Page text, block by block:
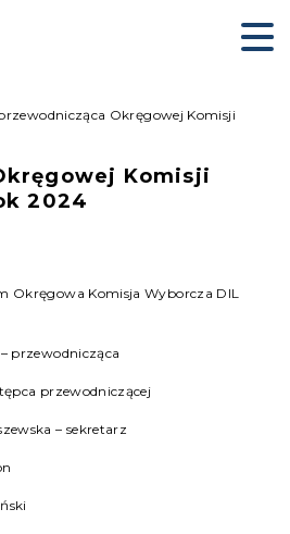
Okręgowej Komisji
Komisji
2024
Okręgowa Komisja Wyborcza DIL
przewodnicząca
przewodniczącej
– sekretarz